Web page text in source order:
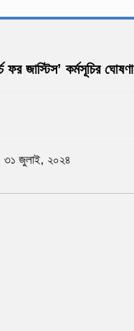
ফর জাস্টিস’ কর্মসূচির ঘোষণা
৩১ জুলাই, ২০২৪